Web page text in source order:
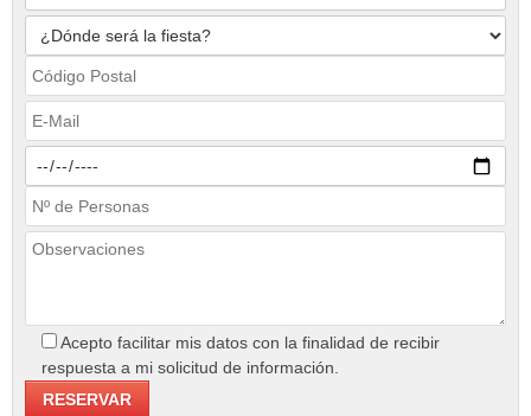
Acepto facilitar mis datos con la finalidad de recibir
respuesta a mi solicitud de información.